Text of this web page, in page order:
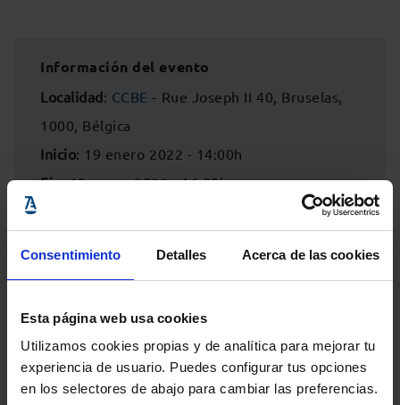
Consentimiento Detalles Acerca de las cookies
Esta página web usa cookies
Utilizamos cookies propias y de analítica para mejorar tu
experiencia de usuario. Puedes configurar tus opciones
en los selectores de abajo para cambiar las preferencias.
Información del evento
Localidad: CCBE - Rue Joseph II 40, Bruselas,
1000, Bélgica
Inicio: 19 enero 2022 - 14:00h
Fin: 19 enero 2022 - 16:00h